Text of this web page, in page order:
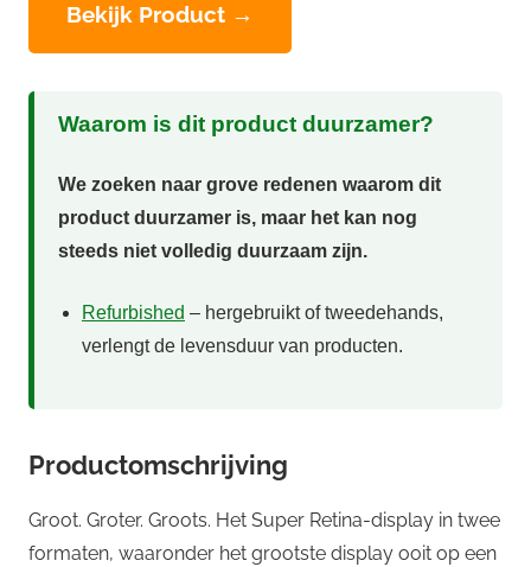
Bekijk Product →
Waarom is dit product duurzamer?
We zoeken naar grove redenen waarom dit
product duurzamer is, maar het kan nog
steeds niet volledig duurzaam zijn.
Refurbished – hergebruikt of tweedehands,
verlengt de levensduur van producten.
Productomschrijving
Groot. Groter. Groots. Het Super Retina-display in twee
formaten, waaronder het grootste display ooit op een